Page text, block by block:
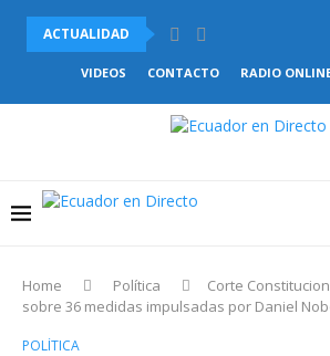
ACTUALIDAD
UNICEF DENUNCIÓ LA DRAMÁTICA
VIDEOS CONTACTO RADIO
Home Política
Corte
sobre 36 medidas impulsadas por Daniel
POLÍTICA